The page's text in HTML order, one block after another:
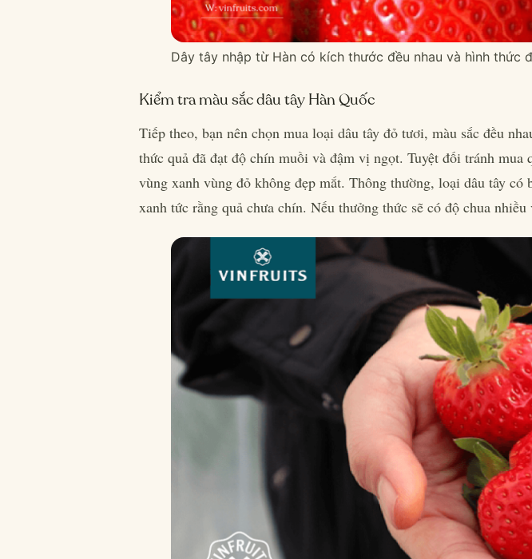
Dây tây nhập từ Hàn có kích thước đều nhau và hình thức
Kiểm tra màu sắc dâu tây Hàn Quốc
Tiếp theo, bạn nên chọn mua loại dâu tây đỏ tươi, màu sắc đều
thức quả đã đạt độ chín muồi và đậm vị ngọt. Tuyệt đối tránh mua
vùng xanh vùng đỏ không đẹp mắt. Thông thường, loại dâu tây có
xanh tức rằng quả chưa chín. Nếu thưởng thức sẽ có độ chua